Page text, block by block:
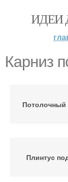
ИДЕИ
Карниз
Потолочный
Плинтус